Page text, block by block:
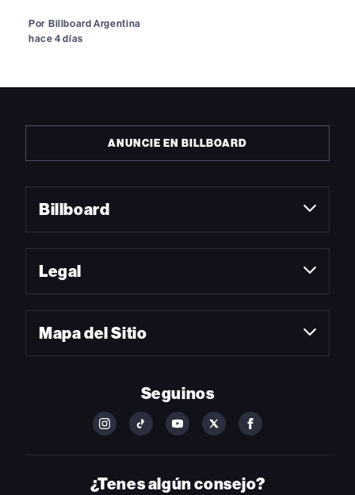
Por Billboard Argentina
hace 4 días
ANUNCIE EN BILLBOARD
Billboard
Legal
Mapa del Sitio
Seguinos
FOLLOW
ON
INSTAGRAM
FOLLOW
ON
YOUTUBE
FOLLOW
ON
YOUTUBE
FOLLOW
ON
FOLLOW
ON
FACEBOOK
¿Tenes algún consejo?